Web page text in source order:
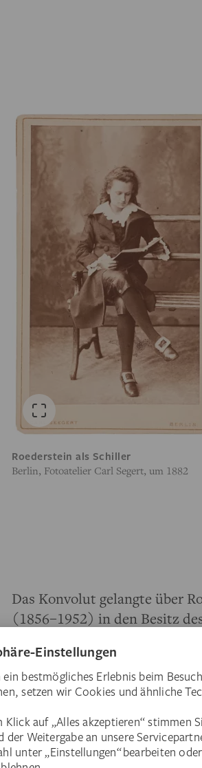
Roederstein als Schiller
Berlin, Fotoatelier Carl Segert, um 1882
Das Konvolut gelangte über
(1856–1952) in den Besitz
beiden Frauen über Jahre
1937 über einen Zeitraum
eigene Korrespondenz,
um eine Biografie und ein
1967 ging sein mit
Familie über und war in
wurde nie veröffentlicht.